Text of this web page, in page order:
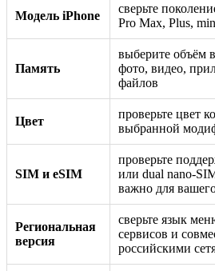
Модель iPhone
сверьте
Pro Max, Plus,
Память
выберите объём
фото, видео,
файлов
Цвет
проверьте цвет
выбранной
SIM и eSIM
проверьте
или dual nano-
важно для
Региональная
версия
сверьте язык
сервисов и
российскими